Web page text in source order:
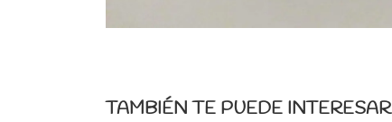
TAMBIÉN TE PUEDE INTERESAR